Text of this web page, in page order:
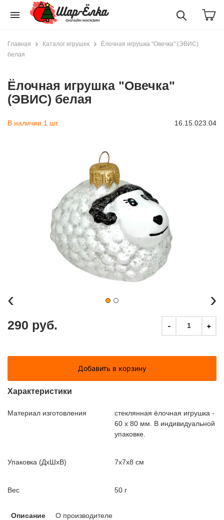
menu
Главная Каталог игрушек
Ёлочная игрушка "Овечка" (ЭВИС)
белая
Ёлочная игрушка "Овечка"
(ЭВИС) белая
В наличии 1 шт. 16.15.023.04
‹ ›
290 руб. - 1 +
Добавить в корзину
Характеристики
Материал изготовления
стеклянная ёлочная игрушка -
60 х 80 мм. В индивидуальной
упаковке.
Упаковка (ДxШxВ) 7x7x8 см
Вес 50 г
Описание О производителе